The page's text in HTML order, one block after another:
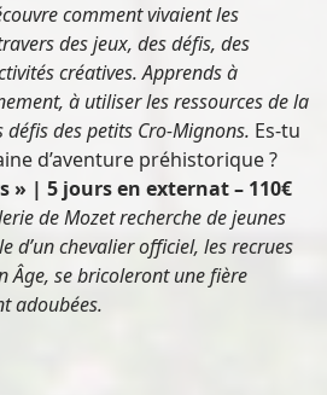
comment vivaient les
des jeux, des défis, des
créatives. Apprends à
à utiliser les ressources de la
des petits Cro-Mignons. Es-tu
d’aventure préhistorique ?
» | 5 jours en externat – 110€
de Mozet recherche de jeunes
d’un chevalier officiel, les recrues
Âge, se bricoleront une fière
adoubées.